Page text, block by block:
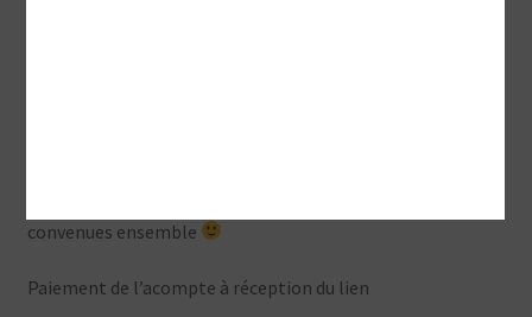
convenues ensemble
Paiement de l’acompte à réception du lien